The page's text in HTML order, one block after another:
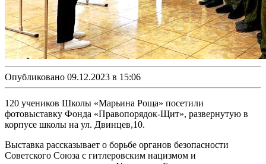
Опубликовано 09.12.2023 в 15:06
120 учеников Школы «Марьина Роща» посетили
фотовыставку Фонда «Правопорядок-Щит», развернутую в
корпусе школы на ул. Двинцев,10.
Выставка рассказывает о борьбе органов безопасности
Советского Союза с гитлеровским нацизмом и